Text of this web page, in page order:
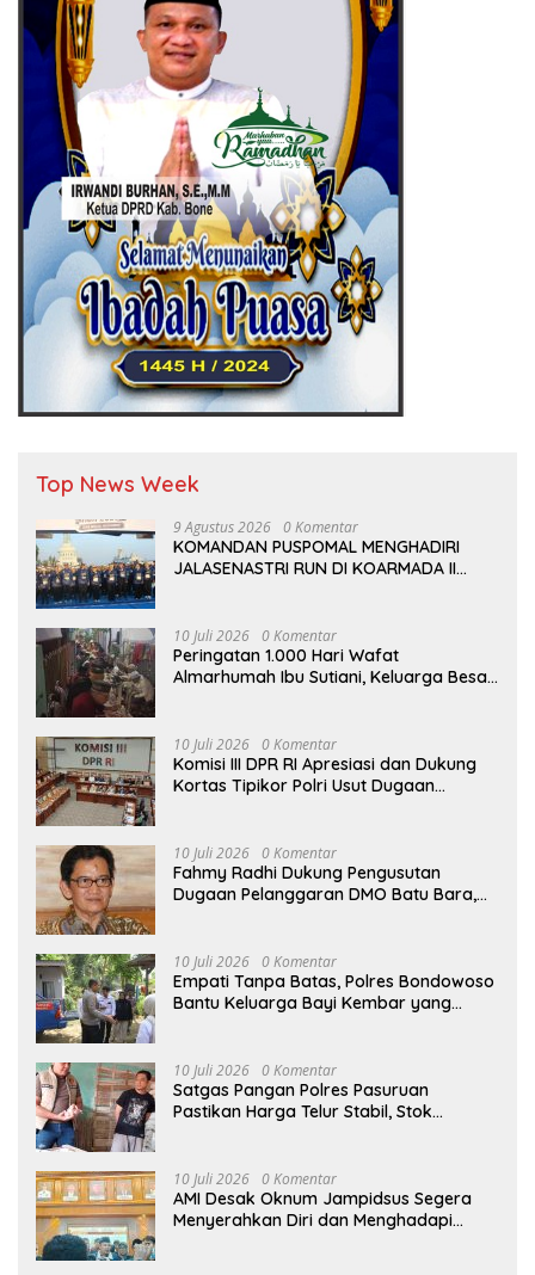
Top News Week
9 Agustus 2026 0 Komentar
KOMANDAN PUSPOMAL MENGHADIRI
JALASENASTRI RUN DI KOARMADA II
10 Juli 2026 0 Komentar
Peringatan 1.000 Hari Wafat
Almarhumah Ibu Sutiani, Keluarga Besar
10 Juli 2026 0 Komentar
Komisi III DPR RI Apresiasi dan Dukung
Kortas Tipikor Polri Usut Dugaan
10 Juli 2026 0 Komentar
Fahmy Radhi Dukung Pengusutan
Dugaan Pelanggaran DMO Batu Bara,
10 Juli 2026 0 Komentar
Empati Tanpa Batas, Polres Bondowoso
Bantu Keluarga Bayi Kembar yang
10 Juli 2026 0 Komentar
Satgas Pangan Polres Pasuruan
Pastikan Harga Telur Stabil, Stok
10 Juli 2026 0 Komentar
AMI Desak Oknum Jampidsus Segera
Menyerahkan Diri dan Menghadapi